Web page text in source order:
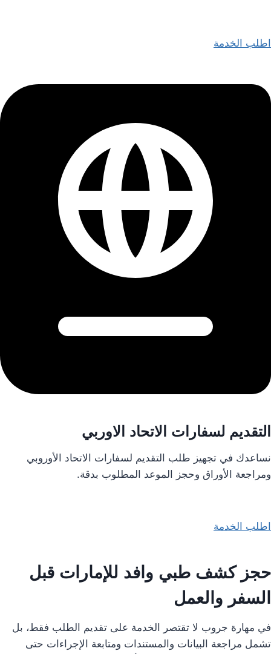
اطلب الخدمة
التقديم لسفارات الاتحاد الاوربي
نساعدك في تجهيز طلب التقديم لسفارات الاتحاد الأوروبي
ومراجعة الأوراق وحجز الموعد المطلوب بدقة.
اطلب الخدمة
حجز كشف طبي وافد للإمارات قبل
السفر والعمل
في مهارة جروب لا تقتصر الخدمة على تقديم الطلب فقط، بل
تشمل مراجعة البيانات والمستندات ومتابعة الإجراءات حتى